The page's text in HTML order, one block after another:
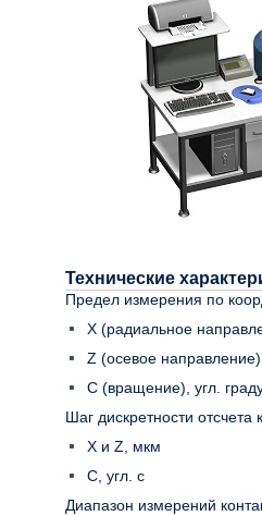
Технические
Предел измерения по
Х (радиальное
Z (осевое
C (вращение), угл.
Шаг дискретности
X и Z, мкм
С, угл. с
Диапазон измерений